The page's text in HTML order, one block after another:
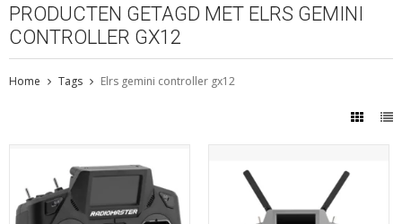
PRODUCTEN GETAGD MET ELRS GEMINI
CONTROLLER GX12
Home Tags Elrs gemini controller gx12